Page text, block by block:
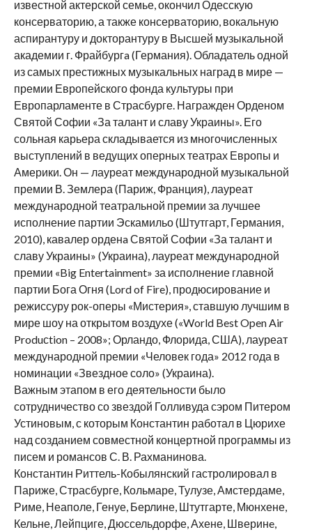
известной актерской семье, окончил Одесскую
консерваторию, а также консерваторию, вокальную
аспирантуру и докторантуру в Высшей музыкальной
академии г. Фрайбургa (Германия). Обладатель одной
из самых престижных музыкальных наград в мире —
премии Европейского фонда культуры при
Европарламенте в Страсбурге. Награжден Орденом
Святой Софии «За талант и славу Украины». Его
сольная карьера складывается из многочисленных
выступлений в ведущих оперных театрах Европы и
Америки. Он — лауреат международной музыкальной
премии В. Землера (Париж, Франция), лауреат
международной театральной премии за лучшее
исполнение партии Эскамильо (Штутгарт, Германия,
2010), кавалер орденa Святой Софии «За талант и
славу Украины» (Украина), лауреат международной
премии «Big Entertainment» за исполнение главной
партии Бога Огня (Lord of Fire), продюсирование и
режиссуру рок-оперы «Мистерия», ставшую лучшим в
мире шоу на открытом воздухе («World Best Open Air
Produсtion – 2008»; Орландо, Флорида, США), лауреат
международной премии «Человек года» 2012 года в
номинации «Звездное соло» (Украина).
Важным этапом в его деятельности было
сотрудничество со звездой Голливуда сэром Питером
Устиновым, с которым Константин работал в Цюрихе
над созданием совместной концертной программы из
писем и романсов С. В. Рахманинова.
Константин Риттель-Кобылянский гастролировал в
Париже, Страсбурге, Кольмаре, Тулузе, Амстердаме,
Риме, Неаполе, Генуе, Берлине, Штутгарте, Мюнхене,
Кельне, Лейпциге, Дюссельдорфе, Ахене, Шверинe,